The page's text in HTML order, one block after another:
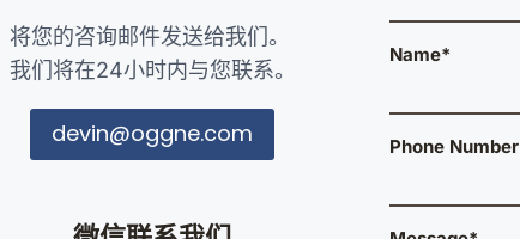
将您的咨询邮件发送给我们。
我们将在24小时内与您联系。
devin@oggne.com
Name*
Phone Number